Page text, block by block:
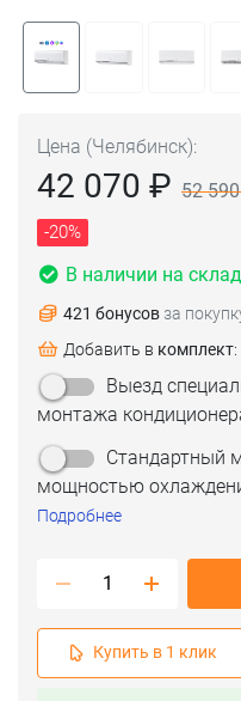
Цена (Челябинск):
42 070 ₽ 52
-20%
В наличии на
421 бонусов за
Добавить в комплект:
Выезд
монтажа
Стандартный
мощностью
Подробнее
Купить в 1 клик
(срок 2-3
(срок 8-9